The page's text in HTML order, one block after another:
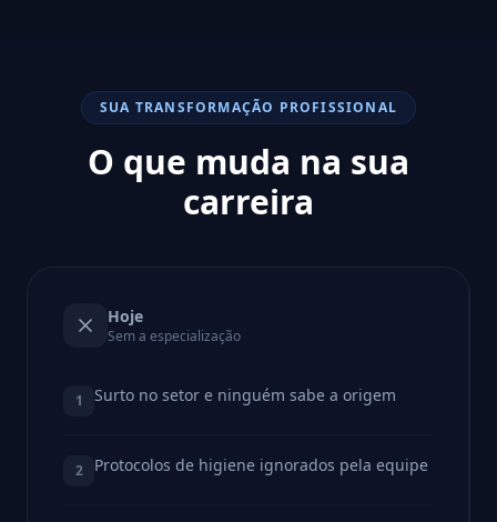
SUA TRANSFORMAÇÃO PROFISSIONAL
O que muda na sua
carreira
Hoje
Sem a especialização
1 Surto no setor e ninguém sabe a origem
2 Protocolos de higiene ignorados pela equipe